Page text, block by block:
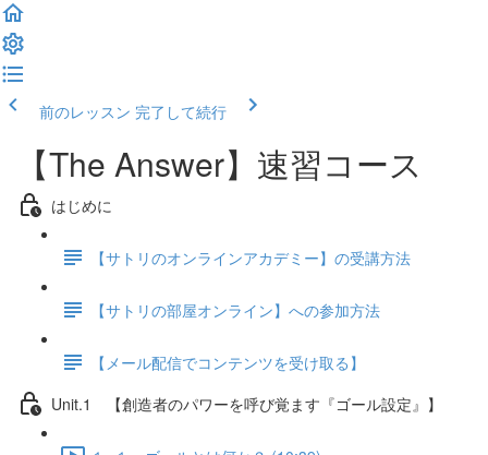
前のレッスン 完了して続行
【The Answer】速習コース
はじめに
【サトリのオンラインアカデミー】の受講方法
【サトリの部屋オンライン】への参加方法
【メール配信でコンテンツを受け取る】
Unit.1 【創造者のパワーを呼び覚ます『ゴール設定』】